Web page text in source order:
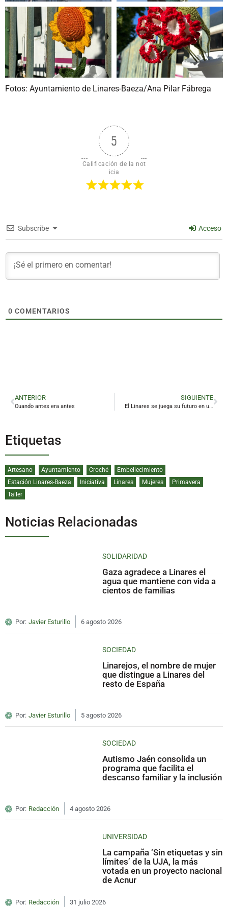
Fotos: Ayuntamiento de Linares-Baeza/Ana Pilar Fábrega
5
Calificación de la not
icia
Subscribe Acceso
0 COMENTARIOS
ANTERIOR
Cuando antes era antes
SIGUIENTE
El Linares se juega su futuro en un plazo límite que expira el viernes
Etiquetas
Artesano Ayuntamiento Croché
Embellecimiento
Estación Linares-Baeza
Iniciativa Linares Mujeres
Primavera
Taller
Noticias Relacionadas
SOLIDARIDAD
Gaza agradece a Linares el
agua que mantiene con vida a
cientos de familias
Por: Javier Esturillo 6 agosto 2026
SOCIEDAD
Linarejos, el nombre de mujer
que distingue a Linares del
resto de España
Por: Javier Esturillo 5 agosto 2026
SOCIEDAD
Autismo Jaén consolida un
programa que facilita el
descanso familiar y la inclusión
Por: Redacción 4 agosto 2026
UNIVERSIDAD
La campaña ‘Sin etiquetas y sin
límites’ de la UJA, la más
votada en un proyecto nacional
de Acnur
Por: Redacción 31 julio 2026